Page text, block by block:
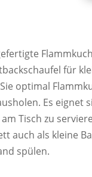
für
optimal
Es eignet
Tisch zu
auch als kleine
spülen.